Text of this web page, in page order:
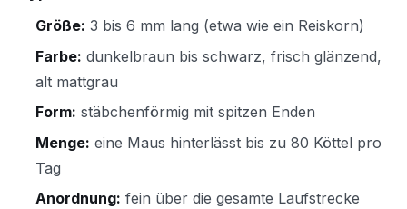
Größe: 3 bis 6 mm lang (etwa wie ein Reiskorn)
Farbe: dunkelbraun bis schwarz, frisch glänzend,
alt mattgrau
Form: stäbchenförmig mit spitzen Enden
Menge: eine Maus hinterlässt bis zu 80 Köttel pro
Tag
Anordnung: fein über die gesamte Laufstrecke